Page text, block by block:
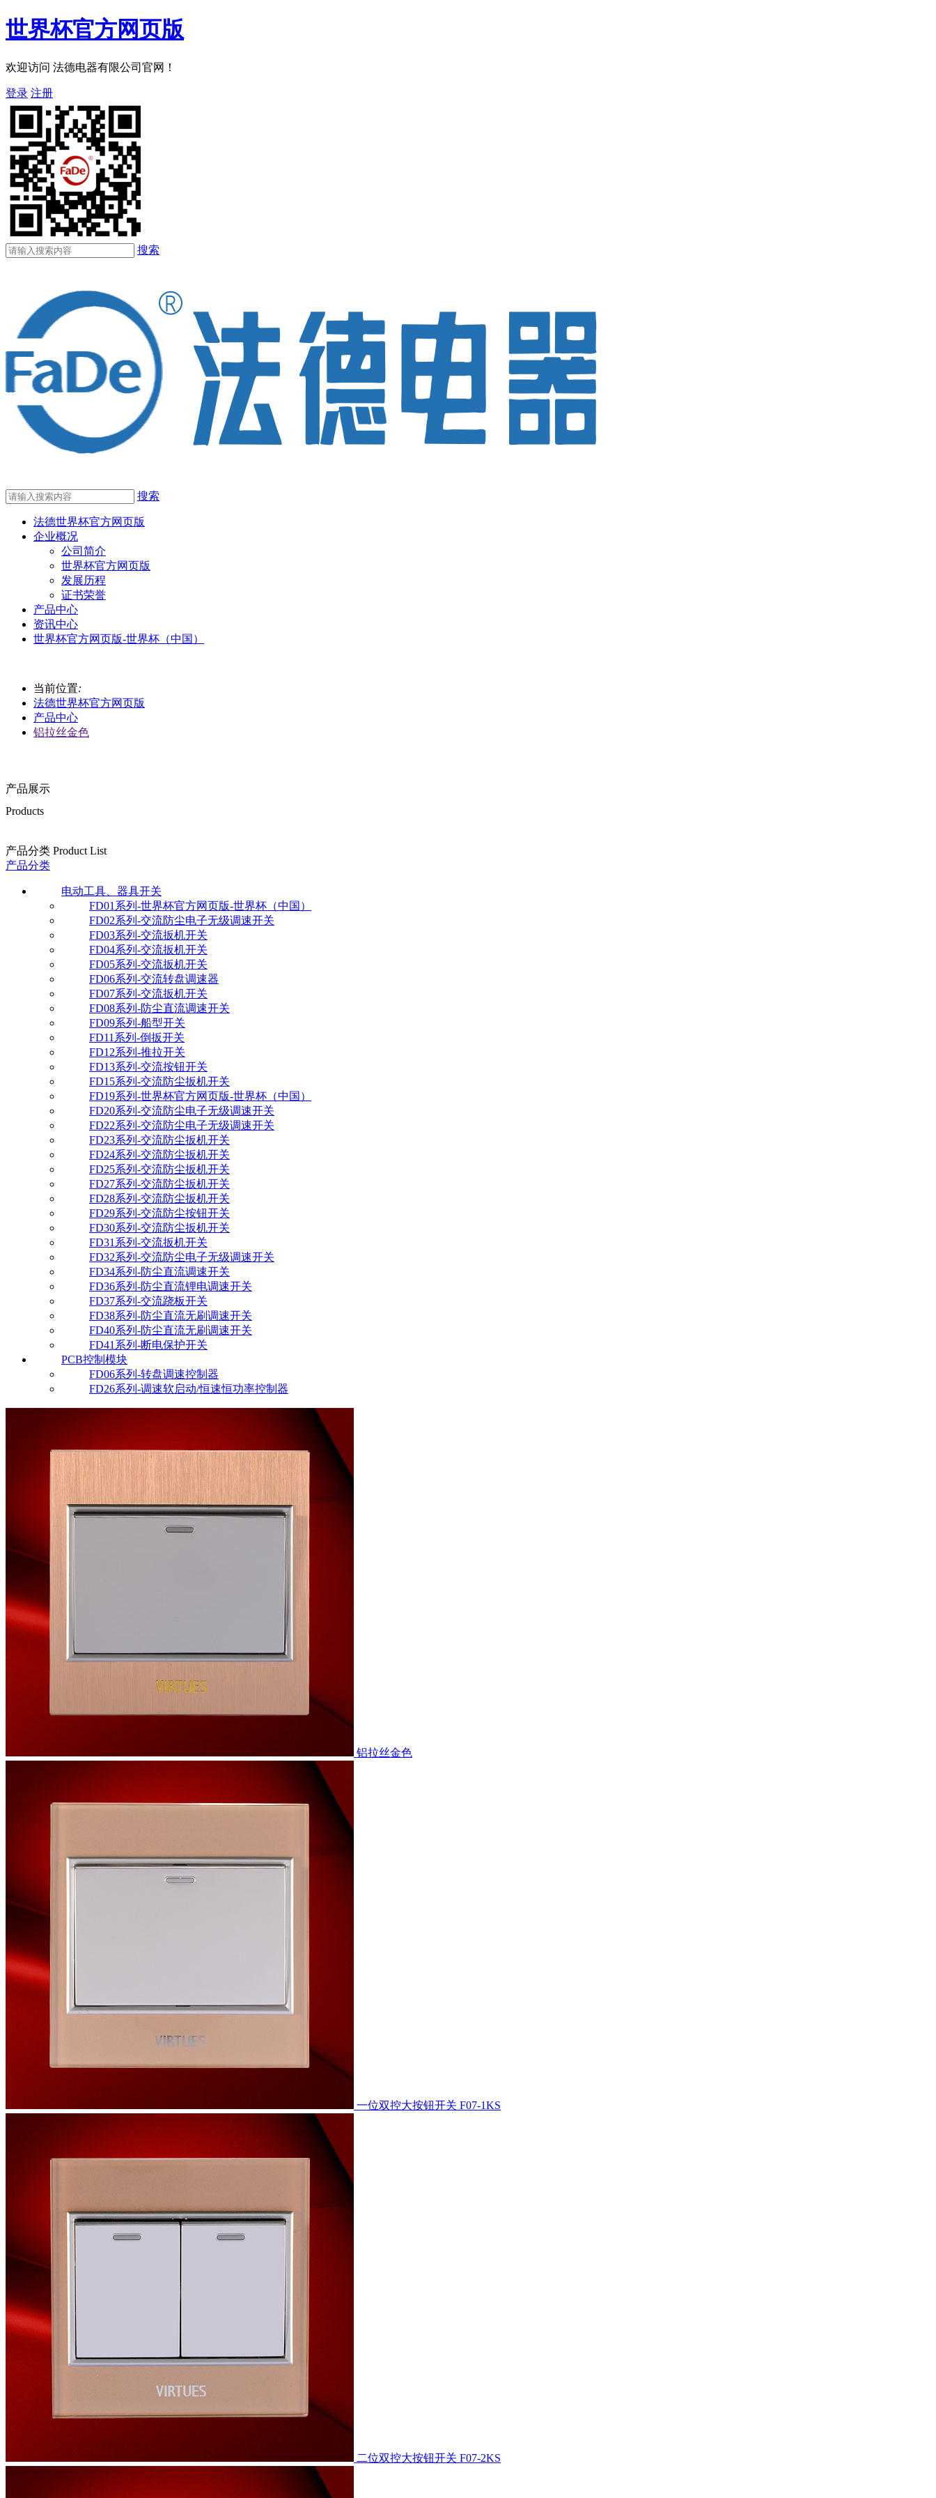
世界杯官方网页版
欢迎访问 法德电器有限公司官网！
登录 注册
搜索
搜索
法德世界杯官方网页版
企业概况
公司简介
世界杯官方网页版
发展历程
证书荣誉
产品中心
资讯中心
世界杯官方网页版-世界杯（中国）
当前位置:
法德世界杯官方网页版
产品中心
铝拉丝金色
产品展示
Products
产品分类 Product List
产品分类
电动工具、器具开关
FD01系列-世界杯官方网页版-世界杯（中国）
FD02系列-交流防尘电子无级调速开关
FD03系列-交流扳机开关
FD04系列-交流扳机开关
FD05系列-交流扳机开关
FD06系列-交流转盘调速器
FD07系列-交流扳机开关
FD08系列-防尘直流调速开关
FD09系列-船型开关
FD11系列-倒扳开关
FD12系列-推拉开关
FD13系列-交流按钮开关
FD15系列-交流防尘扳机开关
FD19系列-世界杯官方网页版-世界杯（中国）
FD20系列-交流防尘电子无级调速开关
FD22系列-交流防尘电子无级调速开关
FD23系列-交流防尘扳机开关
FD24系列-交流防尘扳机开关
FD25系列-交流防尘扳机开关
FD27系列-交流防尘扳机开关
FD28系列-交流防尘扳机开关
FD29系列-交流防尘按钮开关
FD30系列-交流防尘扳机开关
FD31系列-交流扳机开关
FD32系列-交流防尘电子无级调速开关
FD34系列-防尘直流调速开关
FD36系列-防尘直流锂电调速开关
FD37系列-交流跷板开关
FD38系列-防尘直流无刷调速开关
FD40系列-防尘直流无刷调速开关
FD41系列-断电保护开关
PCB控制模块
FD06系列-转盘调速控制器
FD26系列-调速软启动/恒速恒功率控制器
铝拉丝金色
一位双控大按钮开关 F07-1KS
二位双控大按钮开关 F07-2KS